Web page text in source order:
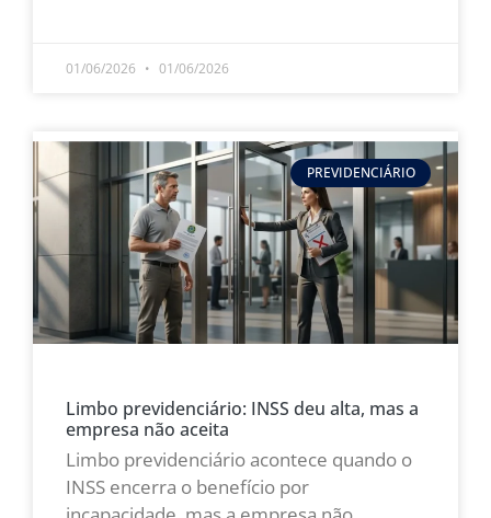
01/06/2026 01/06/2026
PREVIDENCIÁRIO
Limbo previdenciário: INSS deu alta, mas a
empresa não aceita
Limbo previdenciário acontece quando o
INSS encerra o benefício por